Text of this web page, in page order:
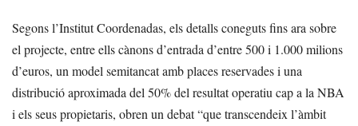
Segons l’Institut Coordenadas, els detalls coneguts fins ara sobre
el projecte, entre ells cànons d’entrada d’entre 500 i 1.000 milions
d’euros, un model semitancat amb places reservades i una
distribució aproximada del 50% del resultat operatiu cap a la NBA
i els seus propietaris, obren un debat “que transcendeix l’àmbit